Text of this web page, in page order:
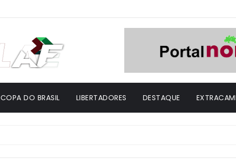
COPA DO BRASIL LIBERTADORES DESTAQUE